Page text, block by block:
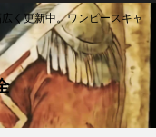
く更新中。ワンピースキャ